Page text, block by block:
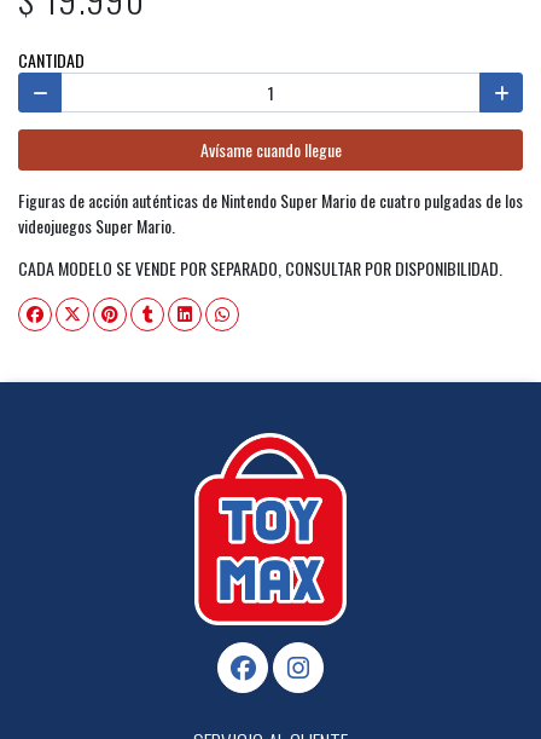
CANTIDAD
Avísame cuando llegue
Figuras de acción auténticas de Nintendo Super Mario de cuatro pulgadas de los
videojuegos Super Mario.
CADA MODELO SE VENDE POR SEPARADO, CONSULTAR POR DISPONIBILIDAD.